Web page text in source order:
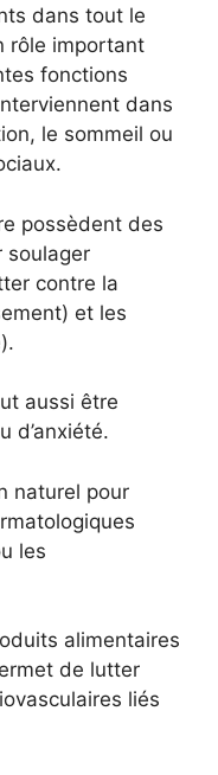
dans tout le
rôle important
fonctions
dans
le sommeil ou
possèdent des
soulager
contre la
et les
aussi être
d’anxiété.
naturel pour
les
alimentaires
de lutter
liés